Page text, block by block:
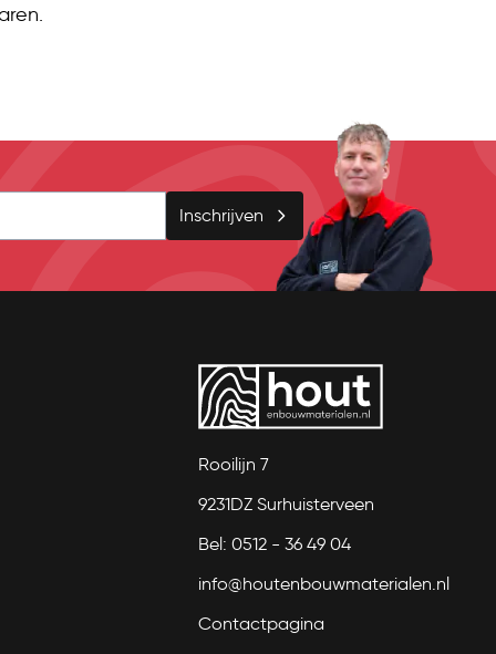
Inschrijven
Rooilijn 7
9231DZ Surhuisterveen
Bel: 0512 - 36 49 04
info@houtenbouwmaterialen.nl
Contactpagina